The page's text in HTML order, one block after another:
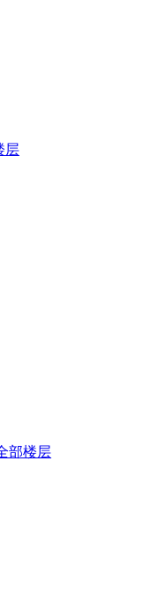
层
部楼层